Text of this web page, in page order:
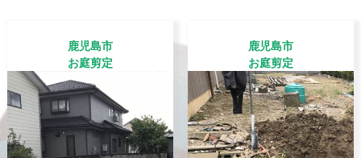
鹿児島市
お庭剪定
鹿児島市
お庭剪定